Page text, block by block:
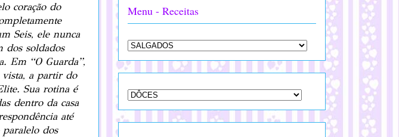
coração do
Seis, ele nunca
dos soldados
Em “O Guarda”,
vista, a partir do
Sua rotina é
dentro da casa
até
dos
Menu - Receitas